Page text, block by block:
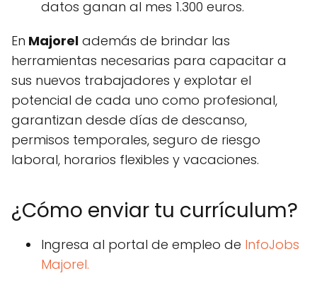
datos ganan al mes 1.300 euros.
En Majorel además de brindar las
herramientas necesarias para capacitar a
sus nuevos trabajadores y explotar el
potencial de cada uno como profesional,
garantizan desde días de descanso,
permisos temporales, seguro de riesgo
laboral, horarios flexibles y vacaciones.
¿Cómo enviar tu currículum?
Ingresa al portal de empleo de InfoJobs
Majorel.